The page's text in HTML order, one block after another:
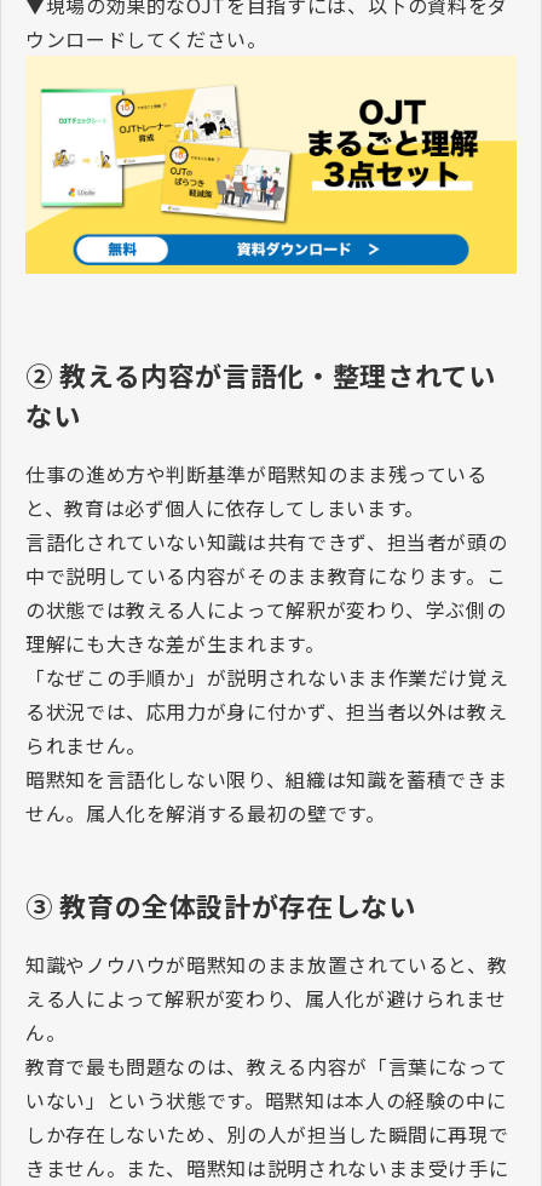
ウンロードしてください。
②教える内容が言語化・整理されてい
ない
仕事の進め方や判断基準が暗黙知のまま残っている
と、教育は必ず個人に依存してしまいます。
言語化されていない知識は共有できず、担当者が頭の
中で説明している内容がそのまま教育になります。こ
の状態では教える人によって解釈が変わり、学ぶ側の
理解にも大きな差が生まれます。
「なぜこの手順か」が説明されないまま作業だけ覚え
る状況では、応用力が身に付かず、担当者以外は教え
られません。
暗黙知を言語化しない限り、組織は知識を蓄積できま
せん。属人化を解消する最初の壁です。
③教育の全体設計が存在しない
知識やノウハウが暗黙知のまま放置されていると、教
える人によって解釈が変わり、属人化が避けられませ
ん。
教育で最も問題なのは、教える内容が「言葉になって
いない」という状態です。暗黙知は本人の経験の中に
しか存在しないため、別の人が担当した瞬間に再現で
きません。また、暗黙知は説明されないまま受け手に